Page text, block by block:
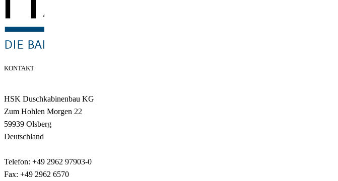
KONTAKT
HSK Duschkabinenbau KG
Zum Hohlen Morgen 22
59939 Olsberg
Deutschland
Telefon: +49 2962 97903-0
Fax: +49 2962 6570